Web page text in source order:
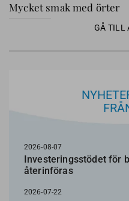
Mycket smak med örter
GÅ TILL
2026-08-07
Investeringsstödet för
återinföras
2026-07-22